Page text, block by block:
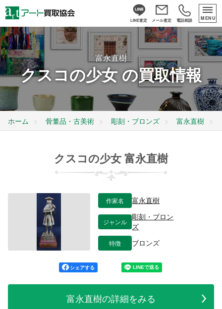
LINE査定 メール査定 電話相談 MENU
富永直樹
クスコの少女 の買取情報
ホーム 骨董品・古美術 彫刻・ブロンズ 富永直樹
クスコの少女 富永直樹
作家名 富永直樹
ジャンル
彫刻・ブロン
ズ
特徴 ブロンズ
シェアする
富永直樹の詳細をみる